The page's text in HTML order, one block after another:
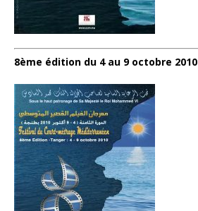
8ème édition du 4 au 9 octobre 2010